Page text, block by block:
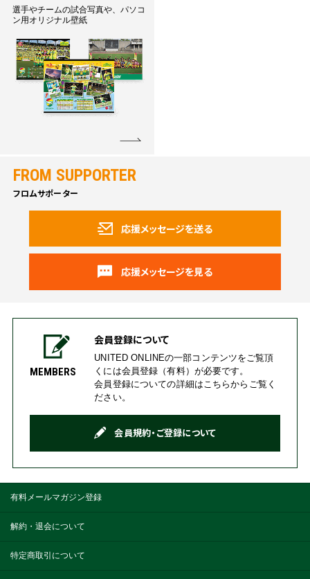
選手やチームの試合写真や、パソコ
ン用オリジナル壁紙
FROM SUPPORTER
フロムサポーター
応援メッセージを送る
応援メッセージを見る
MEMBERS
会員登録について
UNITED ONLINEの一部コンテンツをご覧頂
くには会員登録（有料）が必要です。
会員登録についての詳細はこちらからご覧く
ださい。
会員規約・ご登録について
有料メールマガジン登録
解約・退会について
特定商取引について